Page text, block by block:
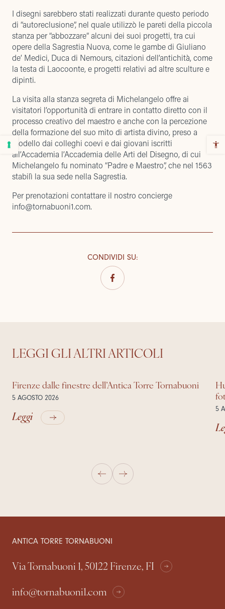
I disegni sarebbero stati realizzati durante questo periodo
di “autoreclusione”, nel quale utilizzò le pareti della piccola
stanza per “abbozzare” alcuni dei suoi progetti, tra cui
opere della Sagrestia Nuova, come le gambe di Giuliano
de’ Medici, Duca di Nemours, citazioni dell’antichità, come
la testa di Laocoonte, e progetti relativi ad altre sculture e
dipinti.
La visita alla stanza segreta di Michelangelo offre ai
visitatori l’opportunità di entrare in contatto diretto con il
processo creativo del maestro e anche con la percezione
della formazione del suo mito di artista divino, preso a
modello dai colleghi coevi e dai giovani iscritti
all’Accademia l’Accademia delle Arti del Disegno, di cui
Michelangelo fu nominato “Padre e Maestro”, che nel 1563
stabilì la sua sede nella Sagrestia.
Per prenotazioni contattare il nostro concierge
info@tornabuoni1.com.
CONDIVIDI SU:
LEGGI GLI ALTRI ARTICOLI
Firenze dalle finestre dell’Antica Torre Tornabuoni
5 AGOSTO 2026
Leggi 5
ANTICA TORRE TORNABUONI
Via Tornabuoni 1, 50122 Firenze, FI
info@tornabuoni1.com